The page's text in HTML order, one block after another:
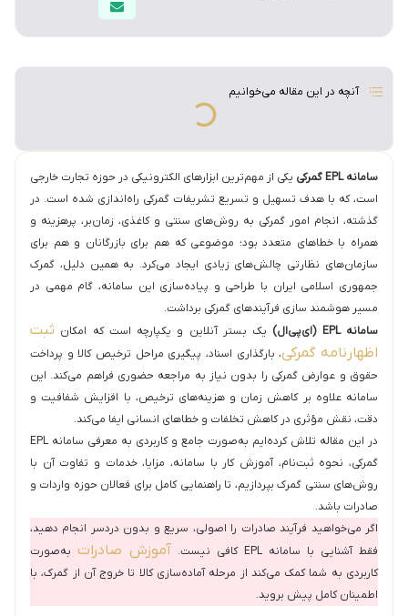
سامانه EPL گمرکی
یکی از مهم‌ترین ابزارهای الکترونیکی در حوزه تجارت خارجی
است، که با هدف تسهیل و تسریع تشریفات گمرکی راه‌اندازی شده است. در
گذشته، انجام امور گمرکی به روش‌های سنتی و کاغذی، زمان‌بر، پرهزینه و
همراه با خطاهای متعدد بود؛ موضوعی که هم برای بازرگانان و هم برای
سازمان‌های نظارتی چالش‌های زیادی ایجاد می‌کرد. به همین دلیل، گمرک
جمهوری اسلامی ایران با طراحی و پیاده‌سازی این سامانه، گام مهمی در
مسیر هوشمند سازی فرآیندهای گمرکی برداشت.
سامانه EPL (ای‌پی‌ال)
یک بستر آنلاین و یکپارچه است که امکان ثبت
اظهارنامه گمرکی، بارگذاری اسناد، پیگیری مراحل ترخیص کالا و پرداخت
حقوق و عوارض گمرکی را بدون نیاز به مراجعه حضوری فراهم می‌کند. این
سامانه علاوه بر کاهش زمان و هزینه‌های ترخیص، با افزایش شفافیت و
دقت، نقش مؤثری در کاهش تخلفات و خطاهای انسانی ایفا می‌کند.
در این مقاله تلاش کرده‌ایم به‌صورت جامع و کاربردی به معرفی سامانه EPL
گمرکی، نحوه ثبت‌نام، آموزش کار با سامانه، مزایا، خدمات و تفاوت آن با
روش‌های سنتی گمرک بپردازیم، تا راهنمایی کامل برای فعالان حوزه واردات و
صادرات باشد.
اگر می‌خواهید فرآیند صادرات را اصولی، سریع و بدون دردسر انجام دهید،
فقط آشنایی با سامانه EPL کافی نیست.
آموزش صادرات به‌صورت
کاربردی به شما کمک می‌کند از مرحله آماده‌سازی کالا تا خروج آن از گمرک، با
اطمینان کامل پیش بروید.
آنچه در این مقاله می‌خوانیم